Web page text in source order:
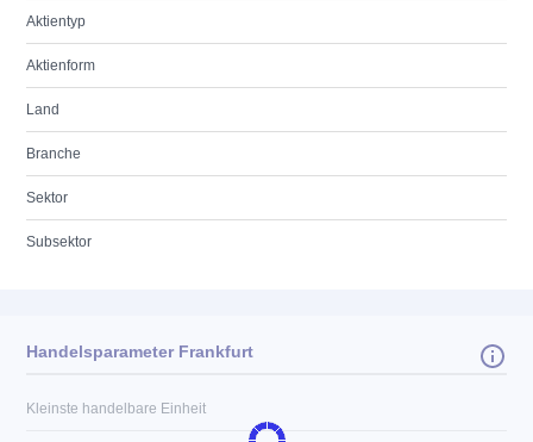
Aktientyp
Aktienform
Land
Branche
Sektor
Subsektor
Handelsparameter Frankfurt
Kleinste handelbare Einheit